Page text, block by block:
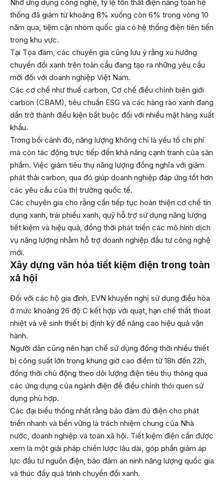
Nhờ ứng dụng công nghệ, tỷ lệ tổn thất điện năng toàn hệ
thống đã giảm từ khoảng 8% xuống còn 6% trong vòng 10
năm qua, tiệm cận nhóm quốc gia có hệ thống điện tiên tiến
trong khu vực.
Tại Tọa đàm, các chuyên gia cũng lưu ý rằng xu hướng
chuyển đổi xanh trên toàn cầu đang tạo ra những yêu cầu
mới đối với doanh nghiệp Việt Nam.
Các cơ chế như thuế carbon, Cơ chế điều chỉnh biên giới
carbon (CBAM), tiêu chuẩn ESG và các hàng rào xanh đang
dần trở thành điều kiện bắt buộc đối với nhiều mặt hàng xuất
khẩu.
Trong bối cảnh đó, năng lượng không chỉ là yếu tố chi phí
mà còn tác động trực tiếp đến khả năng cạnh tranh của sản
phẩm. Việc giảm tiêu thụ năng lượng đồng nghĩa với giảm
phát thải carbon, qua đó giúp doanh nghiệp đáp ứng tốt hơn
các yêu cầu của thị trường quốc tế.
Các chuyên gia cho rằng cần tiếp tục hoàn thiện cơ chế tín
dụng xanh, trái phiếu xanh, quỹ hỗ trợ sử dụng năng lượng
tiết kiệm và hiệu quả, đồng thời phát triển các mô hình dịch
vụ năng lượng nhằm hỗ trợ doanh nghiệp đầu tư công nghệ
mới.
Xây dựng văn hóa tiết kiệm điện trong toàn
xã hội
Đối với các hộ gia đình, EVN khuyến nghị sử dụng điều hòa
ở mức khoảng 26 độ C kết hợp với quạt, hạn chế thất thoát
nhiệt và vệ sinh thiết bị định kỳ để nâng cao hiệu quả vận
hành.
Người dân cũng nên hạn chế sử dụng đồng thời nhiều thiết
bị công suất lớn trong khung giờ cao điểm từ 18h đến 22h,
đồng thời chủ động theo dõi lượng điện tiêu thụ thông qua
các ứng dụng của ngành điện để điều chỉnh thói quen sử
dụng phù hợp.
Các đại biểu thống nhất rằng bảo đảm đủ điện cho phát
triển nhanh và bền vững là trách nhiệm chung của Nhà
nước, doanh nghiệp và toàn xã hội. Tiết kiệm điện cần được
xem là một giải pháp chiến lược lâu dài, góp phần giảm áp
lực đầu tư nguồn điện, bảo đảm an ninh năng lượng quốc gia
và thúc đẩy quá trình chuyển đổi xanh.